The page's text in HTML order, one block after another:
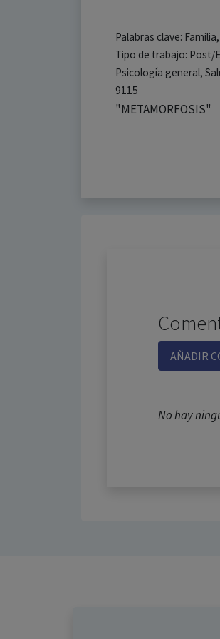
Palabras clave:
Tipo de trabajo: Post/
Psicología general,
9115
"METAMORFOSIS"
AÑADIR
No hay